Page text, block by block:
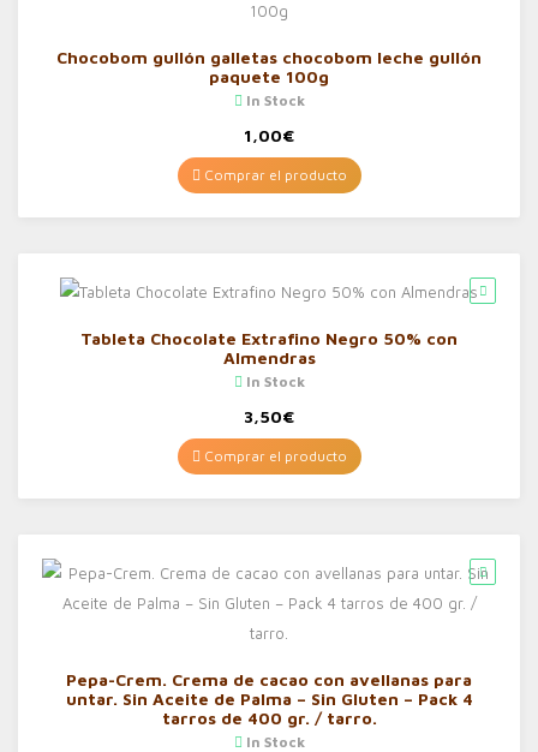
Chocobom gullón galletas chocobom leche gullón
paquete 100g
In Stock
1,00€
Comprar el producto
Tableta Chocolate Extrafino Negro 50% con
Almendras
In Stock
3,50€
Comprar el producto
Pepa-Crem. Crema de cacao con avellanas para
untar. Sin Aceite de Palma – Sin Gluten – Pack 4
tarros de 400 gr. / tarro.
In Stock